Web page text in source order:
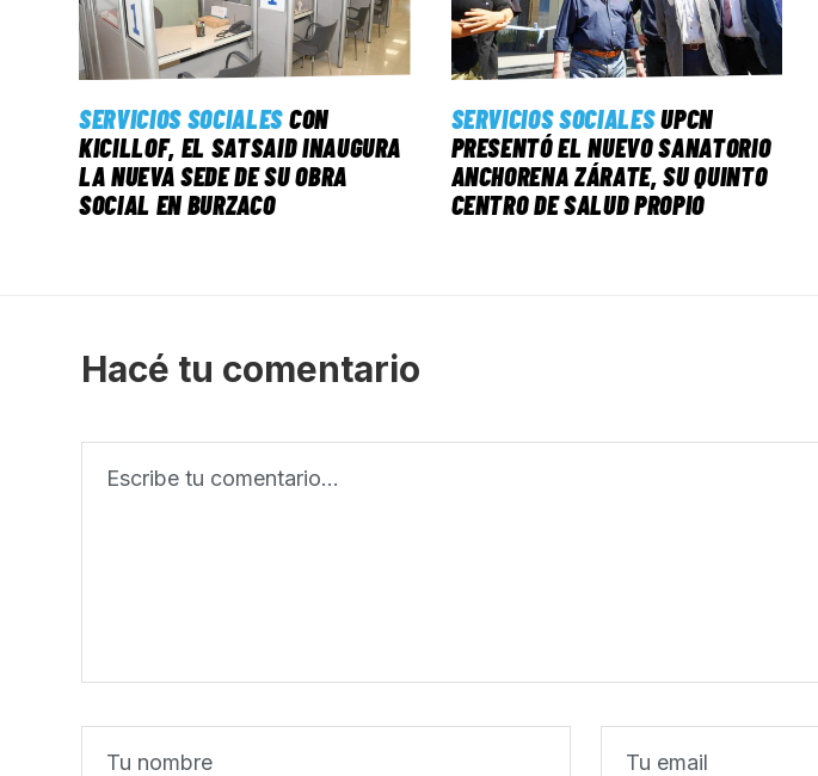
SERVICIOS SOCIALESCON
KICILLOF, EL SATSAID INAUGURA
LA NUEVA SEDE DE SU OBRA
SOCIAL EN BURZACO
SERVICIOS SOCIALESUPCN
PRESENTÓ EL NUEVO SANATORIO
ANCHORENA ZÁRATE, SU QUINTO
CENTRO DE SALUD PROPIO
Hacé tu comentario